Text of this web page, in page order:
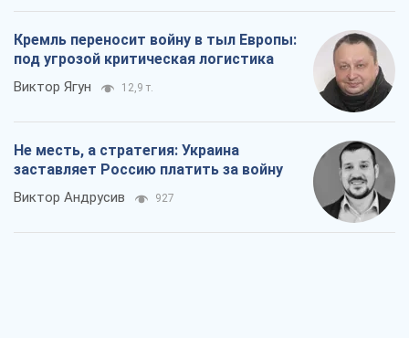
Кремль переносит войну в тыл Европы:
под угрозой критическая логистика
Виктор Ягун 12,9 т.
Не месть, а стратегия: Украина
заставляет Россию платить за войну
Виктор Андрусив 927